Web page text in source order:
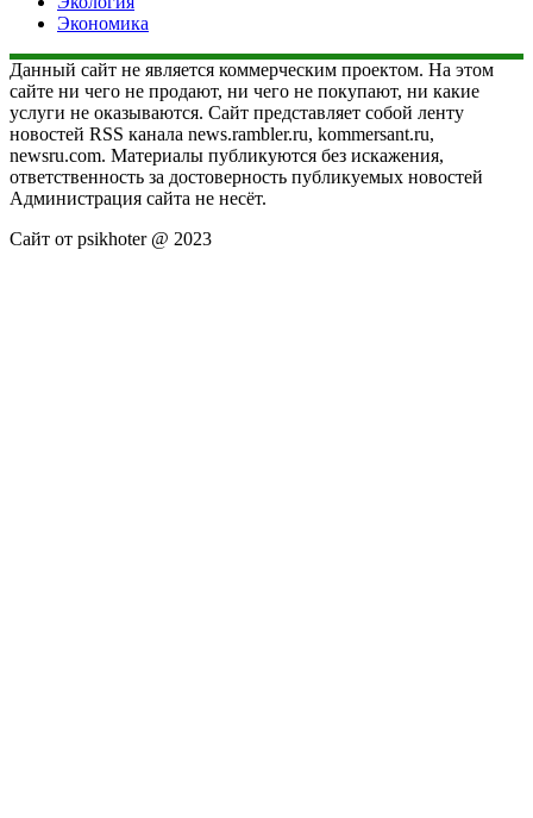
Экономика
Данный сайт не является коммерческим проектом. На этом
сайте ни чего не продают, ни чего не покупают, ни какие
услуги не оказываются. Сайт представляет собой ленту
новостей RSS канала news.rambler.ru, kommersant.ru,
newsru.com. Материалы публикуются без искажения,
ответственность за достоверность публикуемых новостей
Администрация сайта не несёт.
Сайт от psikhoter @ 2023